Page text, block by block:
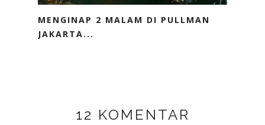
MENGINAP 2 MALAM DI PULLMAN
JAKARTA...
12 KOMENTAR